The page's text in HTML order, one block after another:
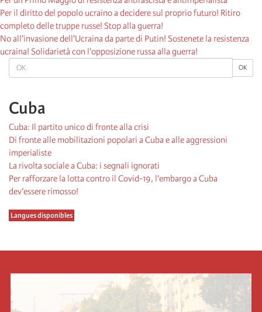
OK OK
Cuba
Cuba: Il partito unico di fronte alla crisi
Di fronte alle mobilitazioni popolari a Cuba e alle aggressioni
imperialiste
La rivolta sociale a Cuba: i segnali ignorati
Per rafforzare la lotta contro il Covid-19, l’embargo a Cuba
dev’essere rimosso!
Langues disponibles
Per il diritto del popolo ucraino a decidere sul proprio futuro! Ritiro
completo delle truppe russe! Stop alla guerra!
No all'invasione dell'Ucraina da parte di Putin! Sostenete la resistenza
ucraina! Solidarietà con l'opposizione russa alla guerra!